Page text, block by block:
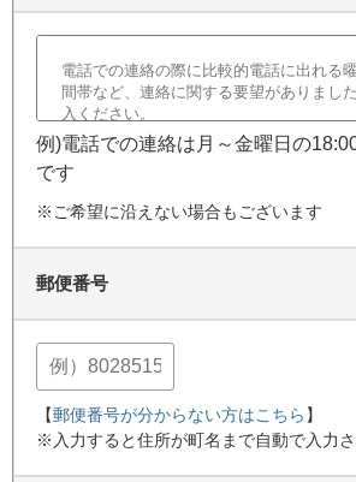
例)電話での連絡は月～金曜日の
です
※ご希望に沿えない場合もございます
郵便番号
【郵便番号が分からない方はこちら 】
※入力すると住所が町名まで自動で入力